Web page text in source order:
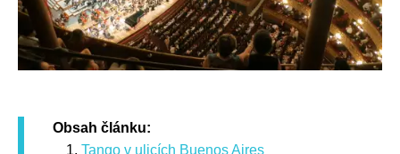
Obsah článku:
Tango v ulicích Buenos Aires